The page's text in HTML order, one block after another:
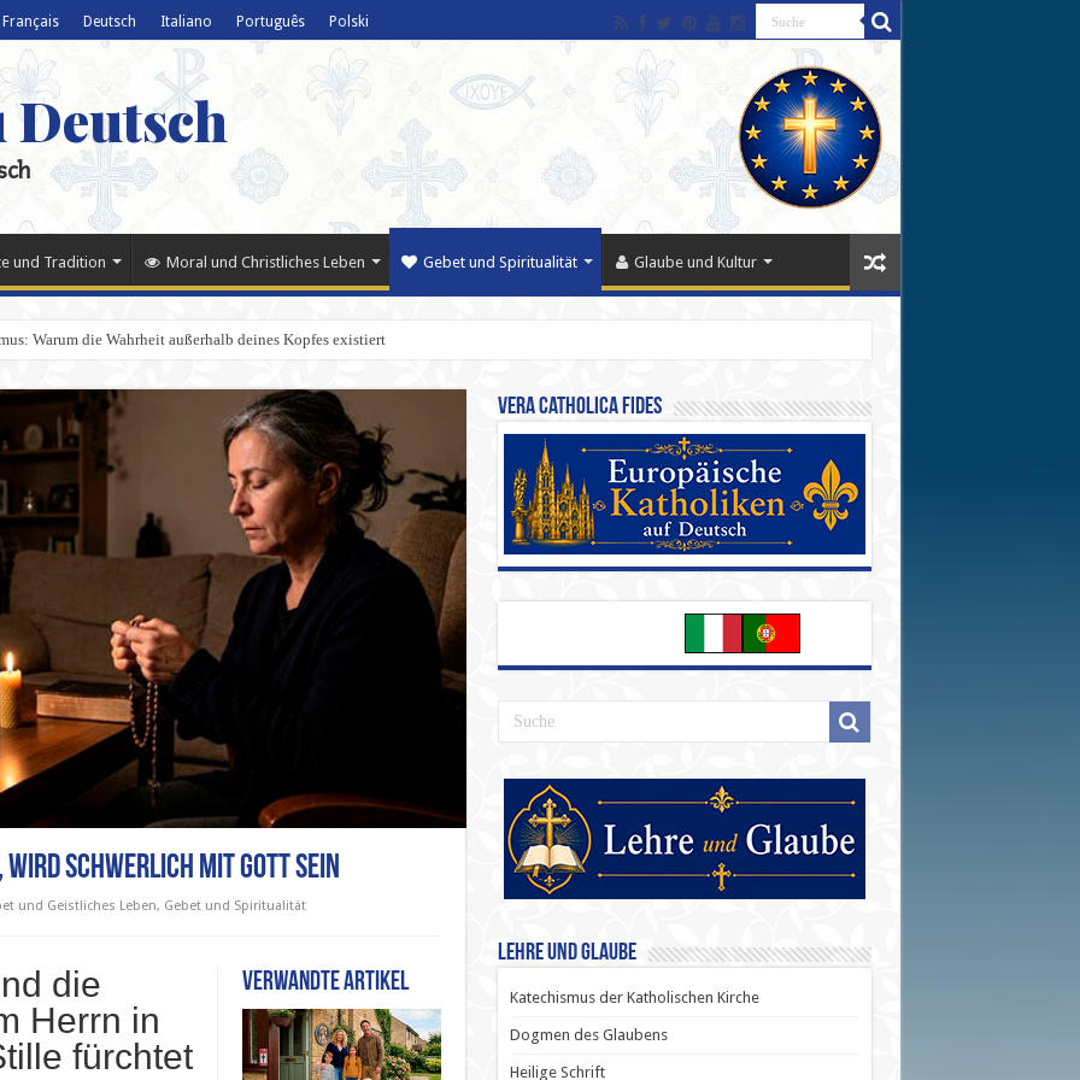
Français Deutsch Italiano Português Polski
Deutsch
und Tradition Moral und Christliches Leben Gebet und Spiritualität Glaube und Kultur
Warum die Wahrheit außerhalb deines Kopfes existiert
wird schwerlich mit Gott sein
und Geistliches Leben, Gebet und Spiritualität
Verwandte Artikel
die
Herrn in
fürchtet
Vera Catholica Fides
Lehre und Glaube
Katechismus der Katholischen Kirche
Dogmen des Glaubens
Heilige Schrift